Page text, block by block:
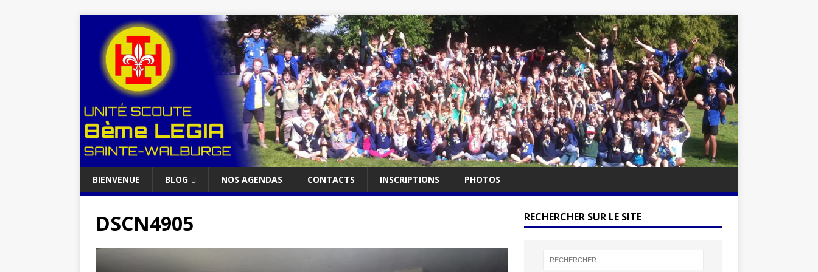
BIENVENUE BLOG NOS AGENDAS CONTACTS INSCRIPTIONS PHOTOS
DSCN4905 RECHERCHER SUR LE SITE